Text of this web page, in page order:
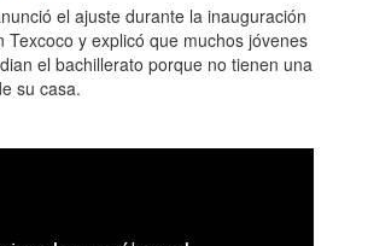
el ajuste durante la inauguración
Texcoco y explicó que muchos jóvenes
el bachillerato porque no tienen una
su casa.